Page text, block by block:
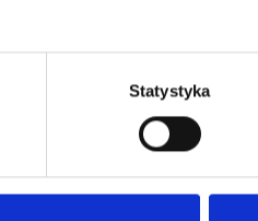
Statystyka